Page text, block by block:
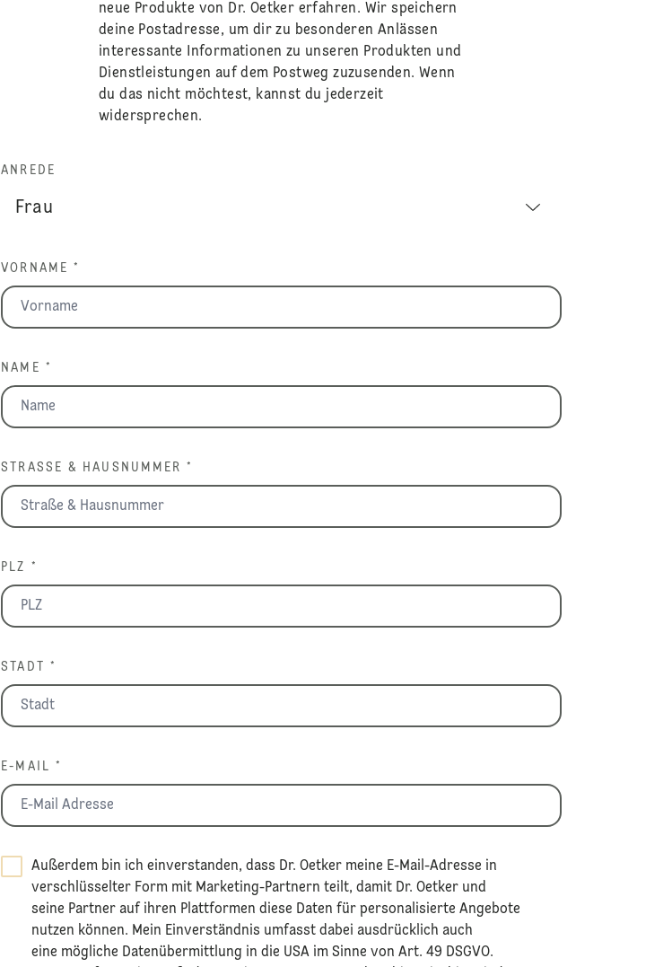
neue Produkte von Dr. Oetker erfahren. Wir speichern
deine Postadresse, um dir zu besonderen Anlässen
interessante Informationen zu unseren Produkten und
Dienstleistungen auf dem Postweg zuzusenden. Wenn
du das nicht möchtest, kannst du jederzeit
widersprechen.
ANREDE
VORNAME *
NAME *
STRASSE & HAUSNUMMER *
PLZ *
STADT *
E-MAIL *
Außerdem bin ich einverstanden, dass Dr. Oetker meine E-Mail-Adresse in
verschlüsselter Form mit Marketing-Partnern teilt, damit Dr. Oetker und
seine Partner auf ihren Plattformen diese Daten für personalisierte Angebote
nutzen können. Mein Einverständnis umfasst dabei ausdrücklich auch
eine mögliche Datenübermittlung in die USA im Sinne von Art. 49 DSGVO.​